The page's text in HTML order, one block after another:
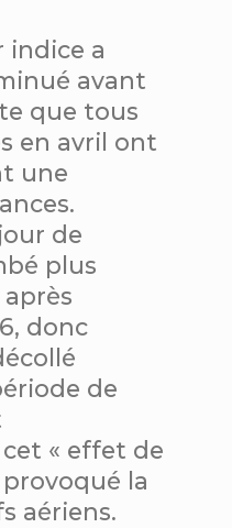
indice a
avant
que tous
en avril ont
une
de
plus
après
donc
de
« effet de
la
aériens.